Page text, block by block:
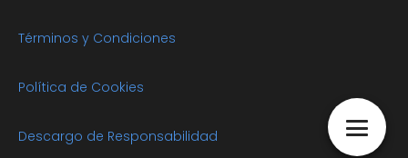
Términos y Condiciones
Política de Cookies
Descargo de Responsabilidad